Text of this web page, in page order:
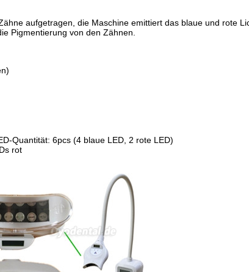
aufgetragen, die Maschine emittiert das blaue und rote
Pigmentierung von den Zähnen.
Quantität: 6pcs (4 blaue LED, 2 rote LED)
rot